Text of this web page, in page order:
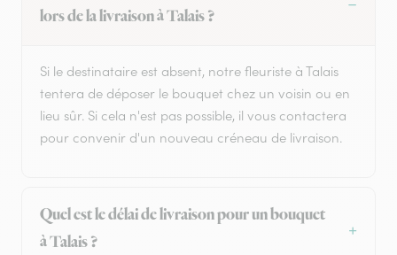
lors de la livraison à Talais ?
Si le destinataire est absent, notre fleuriste à Talais
tentera de déposer le bouquet chez un voisin ou en
lieu sûr. Si cela n'est pas possible, il vous contactera
pour convenir d'un nouveau créneau de livraison.
Quel est le délai de livraison pour un bouquet
à Talais ?